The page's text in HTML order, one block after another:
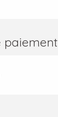
paiement